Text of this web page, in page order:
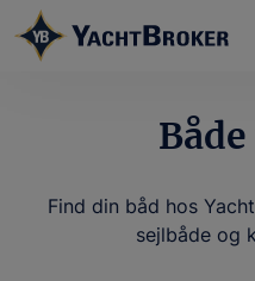
Find din båd hos
sejlbåde og